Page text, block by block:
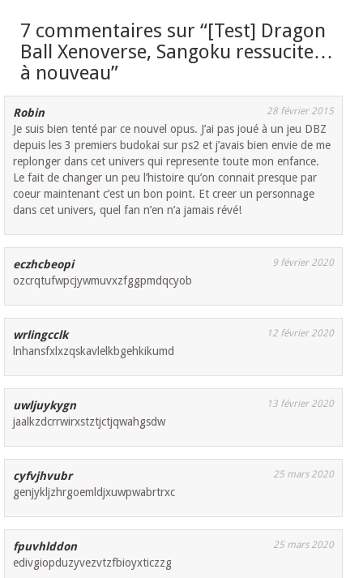
7 commentaires sur “[Test] Dragon
Ball Xenoverse, Sangoku ressucite…
à nouveau”
Robin 28 février 2015
Je suis bien tenté par ce nouvel opus. J’ai pas joué à un jeu DBZ
depuis les 3 premiers budokai sur ps2 et j’avais bien envie de me
replonger dans cet univers qui represente toute mon enfance.
Le fait de changer un peu l’histoire qu’on connait presque par
coeur maintenant c’est un bon point. Et creer un personnage
dans cet univers, quel fan n’en n’a jamais révé!
eczhcbeopi 9 février 2020
ozcrqtufwpcjywmuvxzfggpmdqcyob
wrlingcclk 12 février 2020
lnhansfxlxzqskavlelkbgehkikumd
uwljuykygn 13 février 2020
jaalkzdcrrwirxstztjctjqwahgsdw
cyfvjhvubr 25 mars 2020
genjykljzhrgoemldjxuwpwabrtrxc
fpuvhlddon 25 mars 2020
edivgiopduzyvezvtzfbioyxticzzg